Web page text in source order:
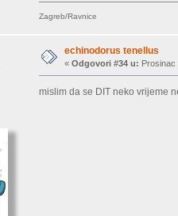
Zagreb/Ravnice
echinodorus tenellus
«Odgovori #34 u: Prosinac
mislim da se DIT neko vrijeme